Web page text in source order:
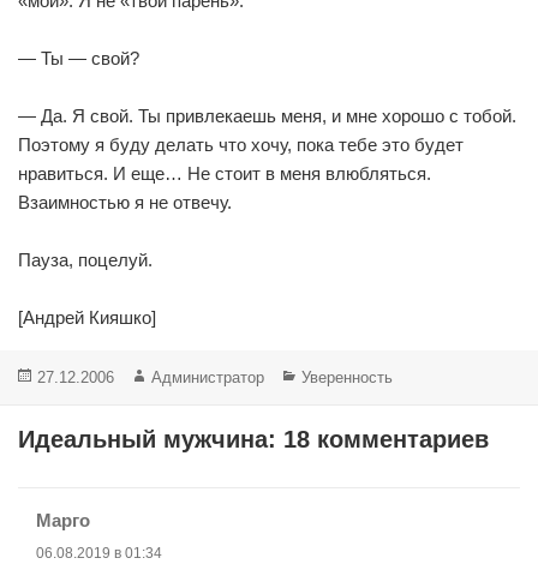
— Ты — свой?
— Да. Я свой. Ты привлекаешь меня, и мне хорошо с тобой.
Поэтому я буду делать что хочу, пока тебе это будет
нравиться. И еще… Не стоит в меня влюбляться.
Взаимностью я не отвечу.
Пауза, поцелуй.
[Андрей Кияшко]
Опубликовано
27.12.2006 Автор
Администратор Рубрики
Уверенность
Идеальный мужчина: 18 комментариев
Марго
06.08.2019 в 01:34